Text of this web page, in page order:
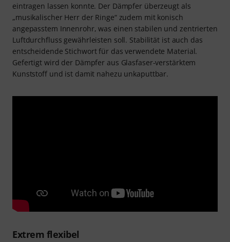
eintragen lassen konnte. Der Dämpfer überzeugt als
„musikalischer Herr der Ringe“ zudem mit konisch
angepasstem Innenrohr, was einen stabilen und zentrierten
Luftdurchfluss gewährleisten soll. Stabilität ist auch das
entscheidende Stichwort für das verwendete Material.
Gefertigt wird der Dämpfer aus Glasfaser-verstärktem
Kunststoff und ist damit nahezu unkaputtbar.
Extrem flexibel